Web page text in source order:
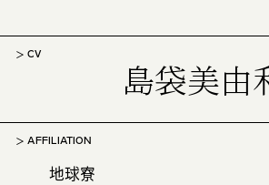
CV
島袋美由
AFFILIATION
地球寮